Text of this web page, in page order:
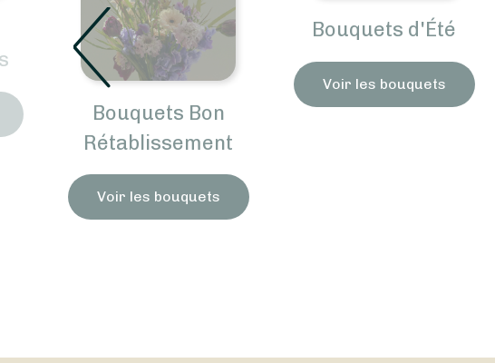
Bouquets Bon
Rétablissement
Voir les bouquets
Bouquets d'Été
Voir les bouquets